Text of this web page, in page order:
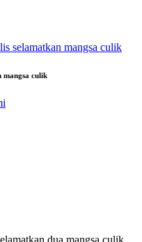
mangsa culik
dua mangsa culik